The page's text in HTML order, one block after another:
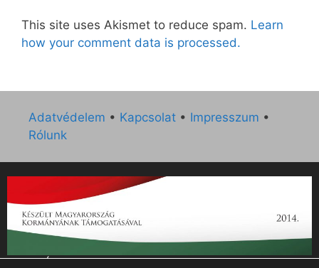
This site uses Akismet to reduce spam. Learn
how your comment data is processed.
Adatvédelem • Kapcsolat • Impresszum •
Rólunk
„Az Új Ember katolikus hetilap 2014. évi működésének